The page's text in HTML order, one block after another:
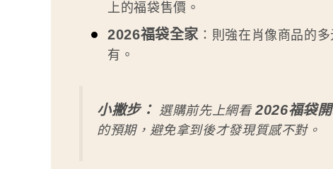
上的福袋售價。
2026福袋全家 ：則強在肖像商品的
有。
小撇步： 選購前先上網看2026福袋
的預期，避免拿到後才發現質感不對。